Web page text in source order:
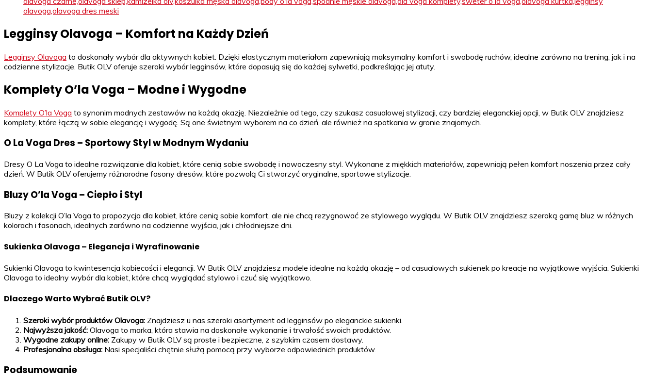
Legginsy Olavoga – Komfort na Każdy Dzień
Legginsy Olavoga to doskonały wybór dla aktywnych kobiet. Dzięki elastycznym materiałom zapewniają maksymalny komfort i swobodę ruchów, idealne zarówno na trening, jak i na
codzienne stylizacje. Butik OLV oferuje szeroki wybór legginsów, które dopasują się do każdej sylwetki, podkreślając jej atuty.
Komplety O’la Voga – Modne i Wygodne
Komplety O’la Voga to synonim modnych zestawów na każdą okazję. Niezależnie od tego, czy szukasz casualowej stylizacji, czy bardziej eleganckiej opcji, w Butik OLV znajdziesz
komplety, które łączą w sobie elegancję i wygodę. Są one świetnym wyborem na co dzień, ale również na spotkania w gronie znajomych.
O La Voga Dres – Sportowy Styl w Modnym Wydaniu
Dresy O La Voga to idealne rozwiązanie dla kobiet, które cenią sobie swobodę i nowoczesny styl. Wykonane z miękkich materiałów, zapewniają pełen komfort noszenia przez cały
dzień. W Butik OLV oferujemy różnorodne fasony dresów, które pozwolą Ci stworzyć oryginalne, sportowe stylizacje.
Bluzy O’la Voga – Ciepło i Styl
Bluzy z kolekcji O’la Voga to propozycja dla kobiet, które cenią sobie komfort, ale nie chcą rezygnować ze stylowego wyglądu. W Butik OLV znajdziesz szeroką gamę bluz w różnych
kolorach i fasonach, idealnych zarówno na codzienne wyjścia, jak i chłodniejsze dni.
Sukienka Olavoga – Elegancja i Wyrafinowanie
Sukienki Olavoga to kwintesencja kobiecości i elegancji. W Butik OLV znajdziesz modele idealne na każdą okazję – od casualowych sukienek po kreacje na wyjątkowe wyjścia. Sukienki
Olavoga to idealny wybór dla kobiet, które chcą wyglądać stylowo i czuć się wyjątkowo.
Dlaczego Warto Wybrać Butik OLV?
Szeroki wybór produktów Olavoga: Znajdziesz u nas szeroki asortyment od legginsów po eleganckie sukienki.
Najwyższa jakość: Olavoga to marka, która stawia na doskonałe wykonanie i trwałość swoich produktów.
Wygodne zakupy online: Zakupy w Butik OLV są proste i bezpieczne, z szybkim czasem dostawy.
Profesjonalna obsługa: Nasi specjaliści chętnie służą pomocą przy wyborze odpowiednich produktów.
Podsumowanie